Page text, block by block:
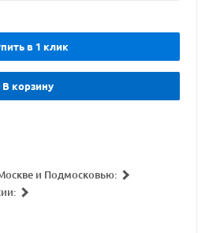
в 1 клик
В корзину
и Подмосковью: